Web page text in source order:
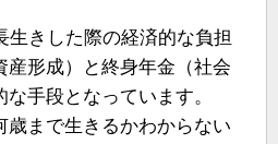
生きした際の経済的な負担
産形成）と終身年金（社会
手段となっています。
歳まで生きるかわからない